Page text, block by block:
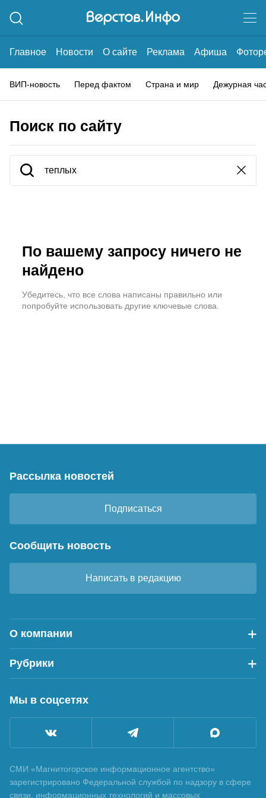
Главное Новости О сайте Реклама Афиша
ВИП-новость Перед фактом Страна и мир Дежурная
Поиск по сайту
По вашему запросу ничего не
найдено
Убедитесь, что все слова написаны правильно или
попробуйте использовать другие ключевые слова.
Рассылка новостей
Подписаться
Сообщить новость
Написать в редакцию
О компании
Рубрики
Мы в соцсетях
СМИ «Магнитогорское информационное агентство»
зарегистрировано Федеральной службой по надзору в сфере
связи, информационных технологий и массовых